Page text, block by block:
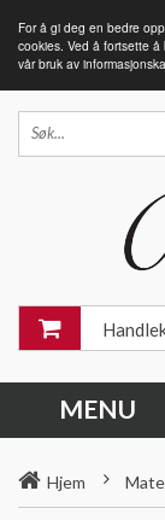
For å gi deg en bedre
cookies. Ved å fortsette
vår bruk av
Hjem